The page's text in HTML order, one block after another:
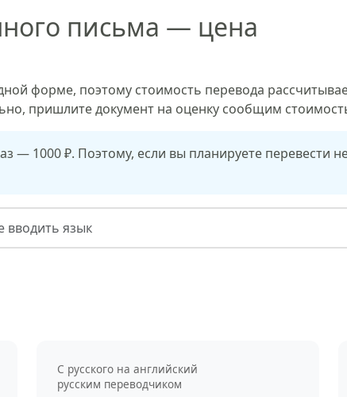
письма — цена
форме, поэтому стоимость перевода
пришлите документ на оценку сообщим
— 1000 ₽. Поэтому, если вы планируете перевести
С русского на английский
русским переводчиком